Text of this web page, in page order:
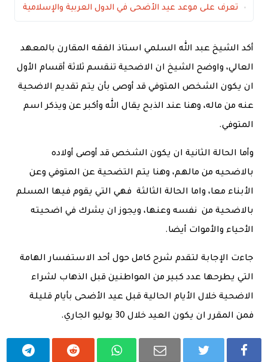
تعرف على موعد عيد الأضحى في الدول العربية والإسلامية
أكد الشيخ عبد الله السلمي استاذ الفقه المقارن بالمعهد
العالي، واوضح الشيخ ان الاضحية تنقسم ثلاثة أقسام الأول
ان يكون الشخص المتوفي قد أوصى بأن يتم تقديم الاضحية
عنه من ماله، وهنا عند الذبح يقال الله وأكبر عن ويذكر اسم
المتوفي.
وأما الحالة الثانية ان يكون الشخص قد أوصى أولاده
بالاضحيه من مالهم، وهنا يتم التضحية عن المتوفي وعن
الأبناء معا، واما الحالة الثالثة فهي التي يقوم فيها المسلم
بالاضحية من نفسه وعنها، ويجوز ان يشرك في اضحيته
الأحياء والأموات أيضا.
جاءت الإجابة لتقدم شرح كامل حول أحد الاستفسار الهامة
التي يطرحها عدد كبير من المواطنين قبل الذهاب لشراء
الاضحية خلال الأيام الحالية قبل عيد الأضحى بأيام قليلة
فمن المقرر ان يكون العيد خلال 30 يوليو الجاري.